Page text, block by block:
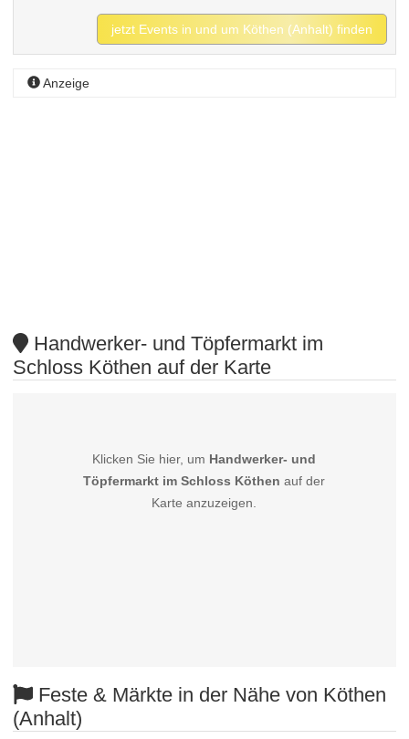
jetzt Events in und um Köthen (Anhalt) finden
Anzeige
Handwerker- und Töpfermarkt im
Schloss Köthen auf der Karte
Klicken Sie hier, um Handwerker- und
Töpfermarkt im Schloss Köthen auf der
Karte anzuzeigen.
Feste & Märkte in der Nähe von Köthen
(Anhalt)